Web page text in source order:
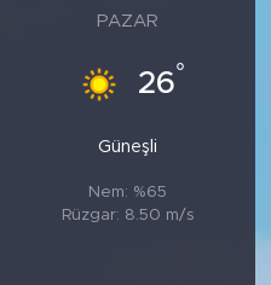
PAZAR
26°
Güneşli
Nem: %65
Rüzgar: 8.50 m/s